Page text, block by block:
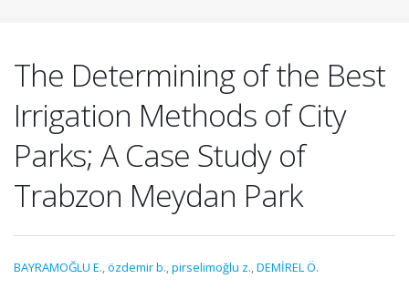
The Determining of the Best
Irrigation Methods of City
Parks; A Case Study of
Trabzon Meydan Park
BAYRAMOĞLU E.,özdemir b.,pirselimoğlu z.,DEMİREL Ö.